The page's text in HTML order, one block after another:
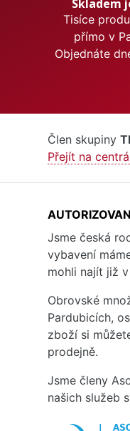
Skladem
Tisíce
přímo v
Objednáte
Člen skupiny
Přejít na
Jsme česká
vybavení
mohli najít již
Obrovské
Pardubicích,
zboží si
prodejně.
Jsme členy
našich služeb